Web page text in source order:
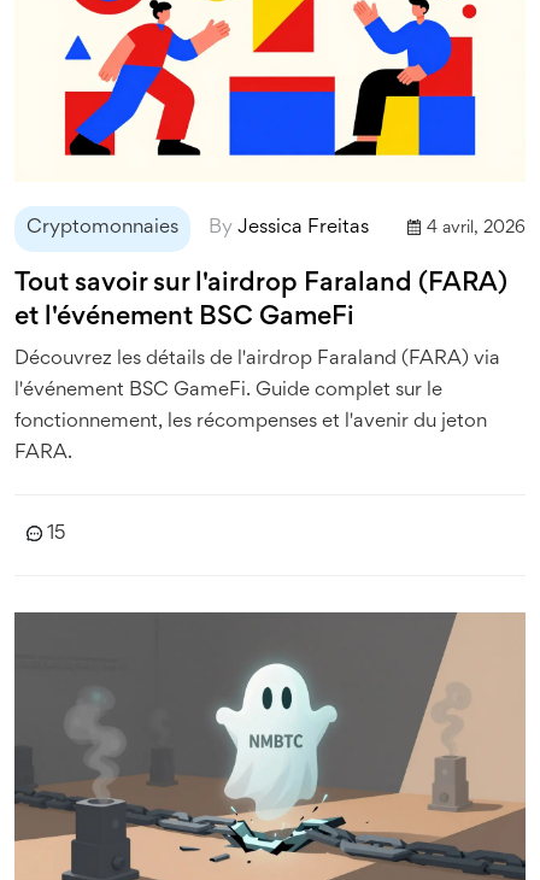
Cryptomonnaies By Jessica Freitas 4 avril, 2026
Tout savoir sur l'airdrop Faraland (FARA)
et l'événement BSC GameFi
Découvrez les détails de l'airdrop Faraland (FARA) via
l'événement BSC GameFi. Guide complet sur le
fonctionnement, les récompenses et l'avenir du jeton
FARA.
15